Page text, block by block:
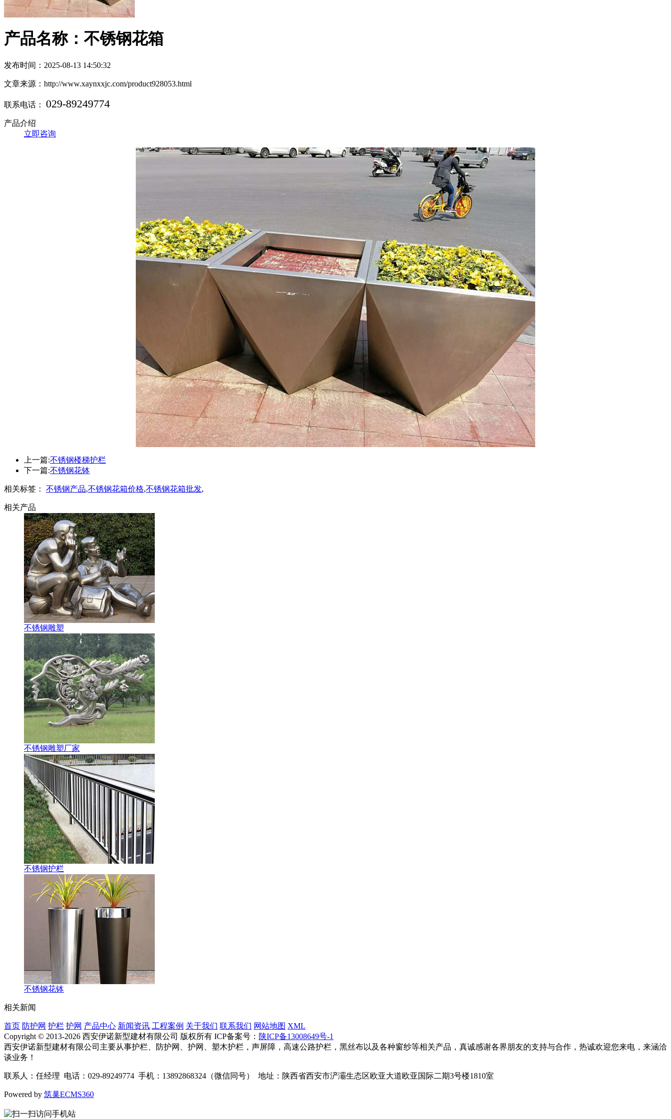
产品名称：不锈钢花箱
发布时间：2025-08-13 14:50:32
文章来源：http://www.xaynxxjc.com/product928053.html
联系电话： 029-89249774
产品介绍
立即咨询
上一篇:不锈钢楼梯护栏
下一篇:不锈钢花钵
相关标签： 不锈钢产品,不锈钢花箱价格,不锈钢花箱批发,
相关产品
不锈钢雕塑
不锈钢雕塑厂家
不锈钢护栏
不锈钢花钵
相关新闻
首页 防护网 护栏 护网 产品中心 新闻资讯 工程案例 关于我们 联系我们 网站地图 XML
Copyright © 2013-2026 西安伊诺新型建材有限公司 版权所有 ICP备案号： 陕ICP备13008649号-1
西安伊诺新型建材有限公司主要从事护栏、防护网、护网、塑木护栏，声屏障，高速公路护栏，黑丝布以及各种窗纱等相关产品，真诚感谢各界朋友的支持与合作，热诚欢迎您来电，来涵洽
谈业务！
联系人：任经理 电话：029-89249774 手机：13892868324（微信同号） 地址：陕西省西安市浐灞生态区欧亚大道欧亚国际二期3号楼1810室
Powered by 筑巢ECMS360